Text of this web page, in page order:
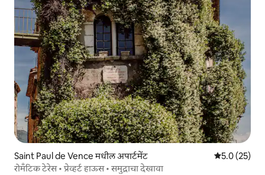
Saint Paul de Vence मधील अपार्टमेंट 5 पैकी 5.0
5.0 (25)
रोमँटिक टेरेस • प्रेव्हर्ट हाऊस • समुद्राचा देखावा